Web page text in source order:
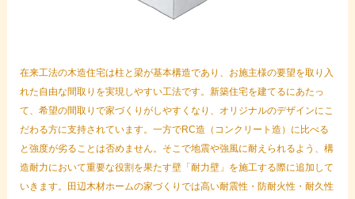
在来工法の木造住宅は柱と梁が基本構造であり、お施主様の要望を取り入
れた自由な間取りを実現しやすい工法です。新築住宅を建てるにあたっ
て、希望の間取りで家づくりがしやすくなり、オリジナルのデザインにこ
だわる方に支持されています。一方でRC造（コンクリート造）に比べる
と強度が劣ることは否めません。そこで地震や強風に耐えられるよう、構
造耐力において重要な役割を果たす壁「耐力壁」を施工する際に追加して
いきます。田辺木材ホームの家づくりでは高い耐震性・防耐火性・耐久性